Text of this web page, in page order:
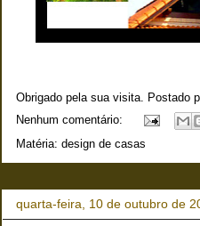
Obrigado pela sua visita. Postado
Nenhum comentário:
Matéria: design de casas
quarta-feira, 10 de outubro de